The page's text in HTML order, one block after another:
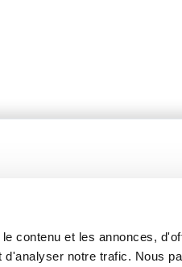
contenu et les annonces,
notre trafic. Nous
Catalogue